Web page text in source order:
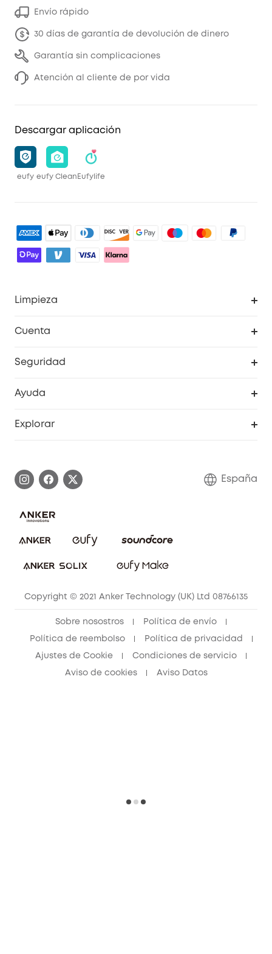
Envío rápido
30 días de garantía de devolución de dinero
Garantía sin complicaciones
Atención al cliente de por vida
Descargar aplicación
eufy eufy Clean Eufylife
Limpieza
Cuenta
Seguridad
Sistemas de Alarma
Explorar todo
Ayuda
Preguntas frecuentes sobre pedidos
Portal web de seguridad
Explorar
Conviértete en afiliado
España
Copyright © 2021 Anker Technology (UK) Ltd 08766135
Sobre nosostros Política de envío
Política de reembolso Política de privacidad
Ajustes de Cookie Condiciones de servicio
Aviso de cookies Aviso Datos